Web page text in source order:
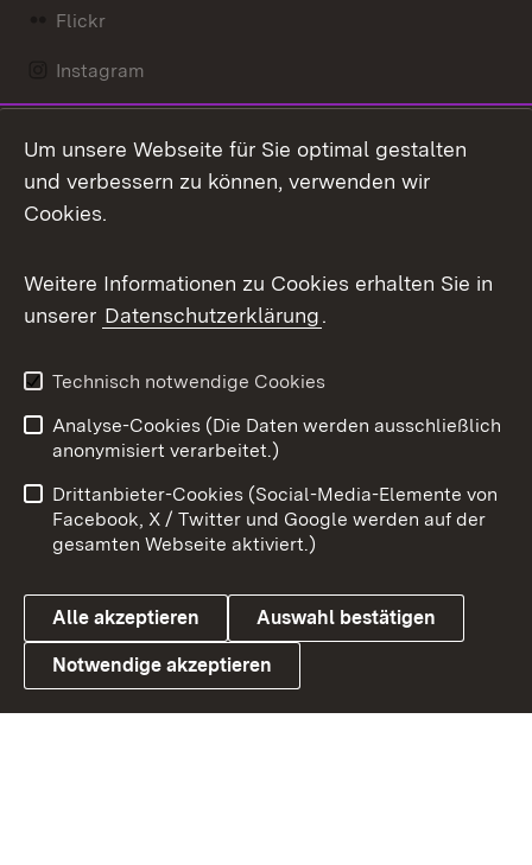
Flickr
Instagram
Mastodon
Messenger
Social Wall
X / Twitter
Youtube
Link zum Landesportal
Benutzungshinweise
Barrierefreiheit
Datenschutz
Cookies
Um unsere Webseite für Sie optimal gestalten
und verbessern zu können, verwenden wir
Cookies.
Weitere Informationen zu Cookies erhalten Sie in
unserer Datenschutzerklärung.
Technisch notwendige Cookies
Analyse-Cookies (Die Daten werden ausschließlich
anonymisiert verarbeitet.)
Drittanbieter-Cookies (Social-Media-Elemente von
Facebook, X / Twitter und Google werden auf der
gesamten Webseite aktiviert.)
Alle akzeptieren Auswahl bestätigen
Notwendige akzeptieren